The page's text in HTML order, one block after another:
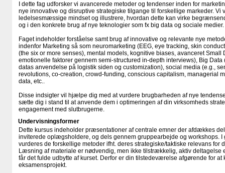
I dette fag udforsker vi avancerede metoder og tendenser inden for
nye innovative og disruptive strategiske tilgange til forskellige markeder. Vi
ledelsesmæssige mindset og illustrere, hvordan dette kan virke
og i den konkrete brug af nye teknologier som fx big data og sociale medier.
Faget indeholder forståelse samt brug af innovative og relevante nye
indenfor Marketing så som neuromarketing (EEG, eye tracking, skin
(the six or more senses), mental models, kognitive biases, avanceret Small
emotionelle faktorer gennem semi-structured in-depth interviews), Big Data
datas anvendelse på logistik siden og customization), social media (e.g.,
revolutions, co-creation, crowd-funding, conscious capitalism, managerial
data, etc..
Disse indsigter vil hjælpe dig med at vurdere brugbarheden af nye
sætte dig i stand til at anvende dem i optimeringen af din virksomheds
engagement med slutbrugerne.
Undervisningsformer
Dette kursus indeholder præsentationer af centrale emner der afdækkes
inviterede oplægsholdere, og dels gennem gruppearbejde og workshops. I
vurderes de forskellige metoder ifht. deres strategiske/taktiske relevans for
Læsning af materiale er nødvendig, men ikke tilstrækkelig, aktiv deltagelse
får det fulde udbytte af kurset. Derfor er din tilstedeværelse afgørende for at
eksamensprojekt.